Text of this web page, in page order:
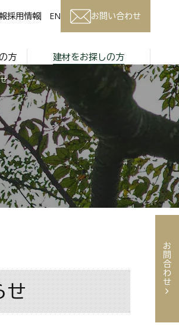
採用情報 EN お問い合わせ
方 建材をお探しの方
せ
お問合わせ